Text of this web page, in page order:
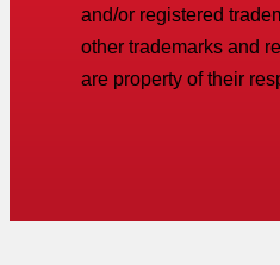
and/or registered
other trademarks and
are property of their